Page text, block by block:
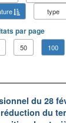
type
par page
50 100
du 28
du